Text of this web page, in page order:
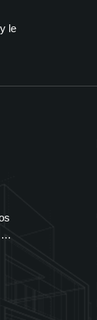
le